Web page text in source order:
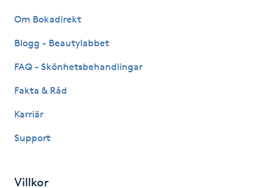
LPG
LPG-behandling
LPG-massage
Luggklippning
Läpptatuering
Om Bokadirekt
Blogg - Beautylabbet
FAQ - Skönhetsbehandlingar
Fakta & Råd
Karriär
Support
Villkor